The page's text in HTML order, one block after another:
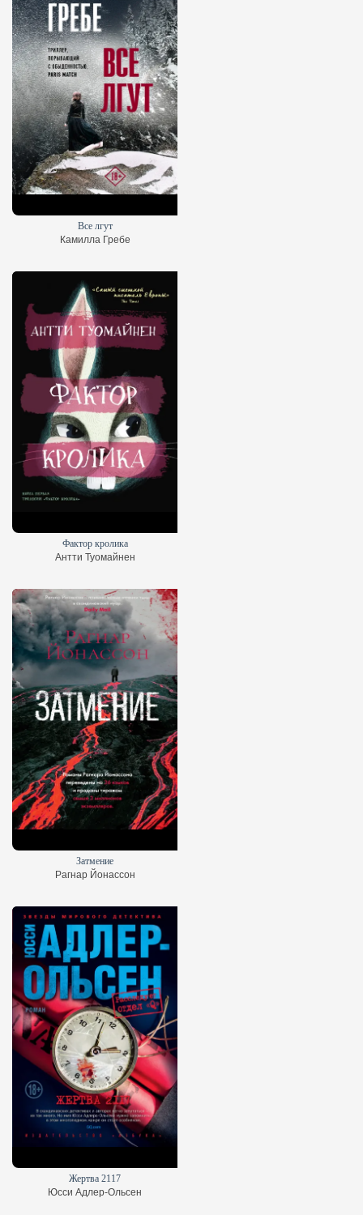
Все лгут
Камилла Гребе
Фактор кролика
Антти Туомайнен
Затмение
Рагнар Йонассон
Жертва 2117
Юсси Адлер-Ольсен